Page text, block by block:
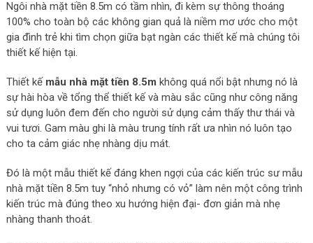
Ngôi nhà mặt tiền 8.5m có tầm nhìn, đi kèm sự thông thoáng
100% cho toàn bộ các không gian quả là niềm mơ ước cho một
gia đình trẻ khi tìm chọn giữa bạt ngàn các thiết kế mà chúng tôi
thiết kế hiện tại.
Thiết kế mẫu nhà mặt tiền 8.5m không quá nổi bật nhưng nó là
sự hài hòa về tổng thể thiết kế và màu sắc cũng như công năng
sử dụng luôn đem đến cho người sử dụng cảm thấy thư thái và
vui tươi. Gam màu ghi là màu trung tính rất ưa nhìn nó luôn tạo
cho ta cảm giác nhẹ nhàng dịu mát.
Đó là một mẫu thiết kế đáng khen ngợi của các kiến trúc sư mẫu
nhà mặt tiền 8.5m tuy “nhỏ nhưng có vỏ” làm nên một công trình
kiến trúc mà đúng theo xu hướng hiện đại- đơn giản mà nhẹ
nhàng thanh thoát.